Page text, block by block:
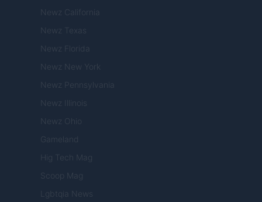
Newz California
Newz Texas
Newz Florida
Newz New York
Newz Pennsylvania
Newz Illinois
Newz Ohio
Gameland
Hig Tech Mag
Scoop Mag
Lgbtqia News